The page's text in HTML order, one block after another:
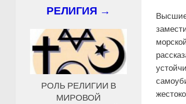
РЕЛИГИЯ →
РОЛЬ РЕЛИГИИ В
МИРОВОЙ